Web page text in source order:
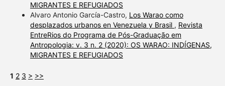
MIGRANTES E REFUGIADOS
Alvaro Antonio García-Castro, Los Warao como
desplazados urbanos en Venezuela y Brasil , Revista
EntreRios do Programa de Pós-Graduação em
Antropologia: v. 3 n. 2 (2020): OS WARAO: INDÍGENAS,
MIGRANTES E REFUGIADOS
1 2 3 > >>